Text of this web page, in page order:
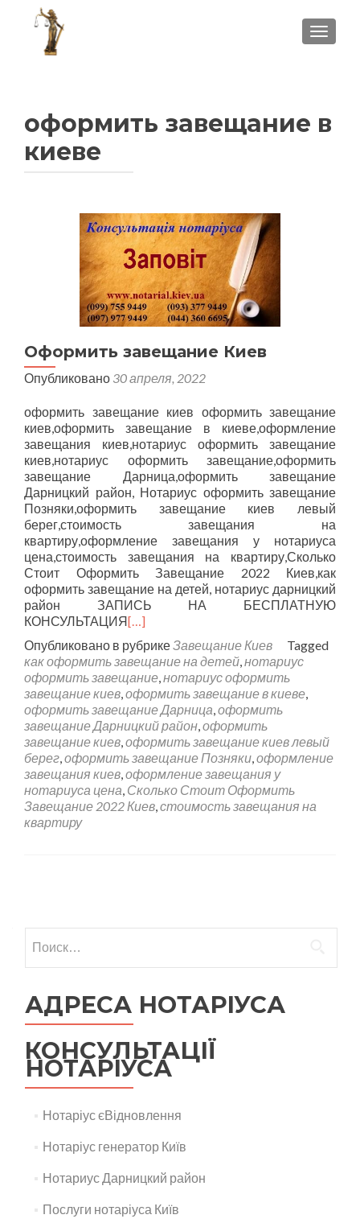
оформить завещание в
киеве
Оформить завещание Киев
Опубликовано 30 апреля, 2022
оформить завещание киев оформить завещание
киев,оформить завещание в киеве,оформление
завещания киев,нотариус оформить завещание
киев,нотариус оформить завещание,оформить
завещание Дарница,оформить завещание
Дарницкий район, Нотариус оформить завещание
Позняки,оформить завещание киев левый
берег,стоимость завещания на
квартиру,оформление завещания у нотариуса
цена,стоимость завещания на квартиру,Сколько
Стоит Оформить Завещание 2022 Киев,как
оформить завещание на детей, нотариус дарницкий
район ЗАПИСЬ НА БЕСПЛАТНУЮ
КОНСУЛЬТАЦИЯ[…]
Опубликовано в рубрикеЗавещание Киев
Tagged
как оформить завещание на детей нотариус
оформить завещание нотариус оформить
завещание киев оформить завещание в киеве
оформить завещание Дарница оформить
завещание Дарницкий район оформить
завещание киев оформить завещание киев левый
берег оформить завещание Позняки оформление
завещания киев оформление завещания у
нотариуса цена Сколько Стоит Оформить
Завещание 2022 Киев стоимость завещания на
квартиру
АДРЕСА НОТАРІУСА
КОНСУЛЬТАЦІЇ
НОТАРІУСА
Нотаріус єВідновлення
Нотаріус генератор Київ
Нотариус Дарницкий район
Послуги нотаріуса Київ